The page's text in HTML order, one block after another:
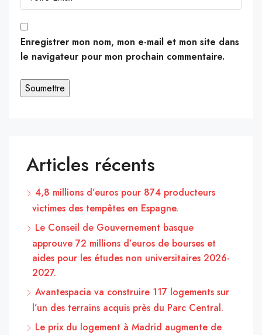
Enregistrer mon nom, mon e-mail et mon site dans
le navigateur pour mon prochain commentaire.
Articles récents
4,8 millions d’euros pour 874 producteurs
victimes des tempêtes en Espagne.
Le Conseil de Gouvernement basque
approuve 72 millions d’euros de bourses et
aides pour les études non universitaires 2026-
2027.
Avantespacia va construire 117 logements sur
l’un des terrains acquis près du Parc Central.
Le prix du logement à Madrid augmente de